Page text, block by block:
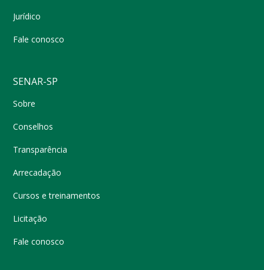
Jurídico
Fale conosco
SENAR-SP
Sobre
Conselhos
Transparência
Arrecadação
Cursos e treinamentos
Licitação
Fale conosco